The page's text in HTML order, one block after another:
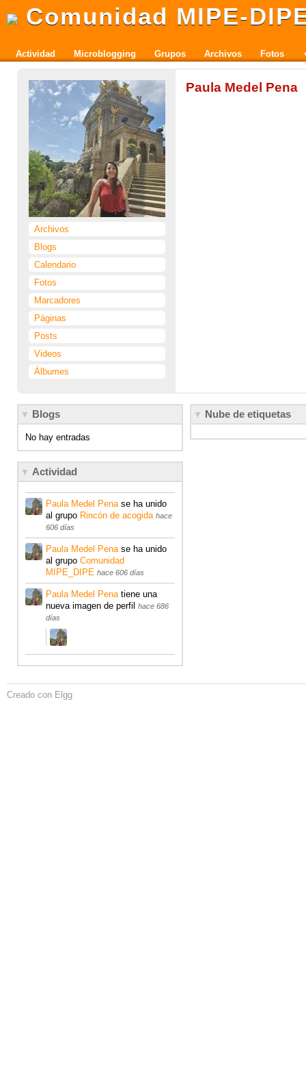
Comunidad MIPE-
Actividad Microblogging Grupos Archivos Fotos
Archivos
Blogs
Calendario
Fotos
Marcadores
Páginas
Posts
Videos
Álbumes
Paula Medel Pena
Nube de etiquetas
Blogs
No hay entradas
Actividad
Paula Medel Penase ha unido
al grupo Rincón de acogida hace
606 días
Paula Medel Penase ha unido
al grupoComunidad
MIPE_DIPE hace 606 días
Paula Medel Penatiene una
nueva imagen de perfilhace 686
días
Creado con Elgg